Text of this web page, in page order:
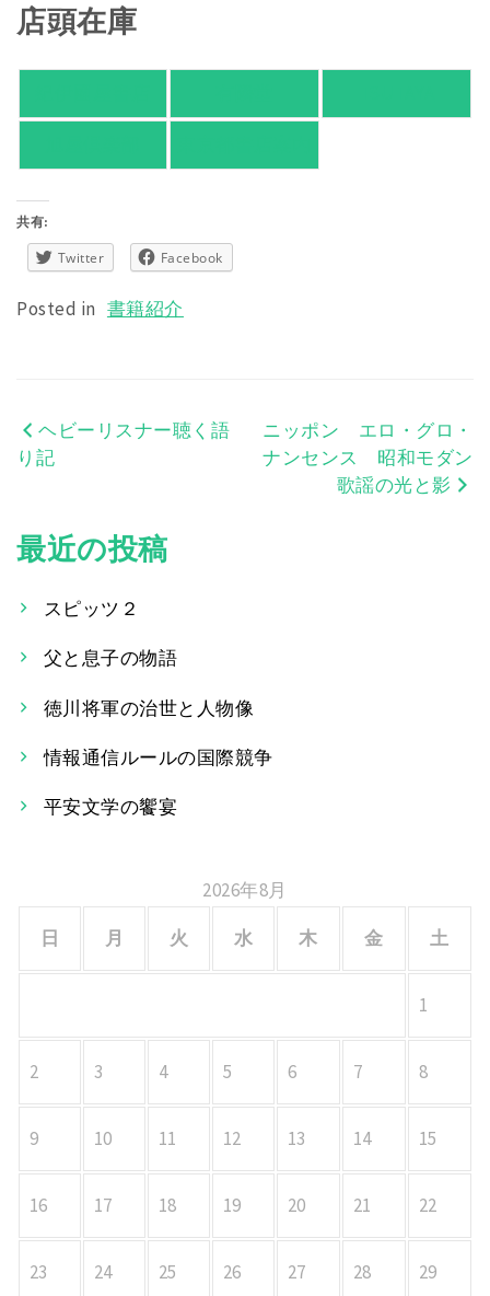
店頭在庫
共有:
Twitter Facebook
Posted in 書籍紹介
投
ナ
ビ
ゲ
ー
シ
ョ
ヘビーリスナー聴く語
り記
ニッポン エロ・グロ・
ナンセンス 昭和モダン
歌謡の光と影
最近の投稿
スピッツ２
父と息子の物語
徳川将軍の治世と人物像
情報通信ルールの国際競争
平安文学の饗宴
2026年8月
日
月 火 水 木 金 土
1
2 3 4 5 6 7 8
9 10 11 12 13 14 15
16 17 18 19 20 21 22
23 24 25 26 27 28 29